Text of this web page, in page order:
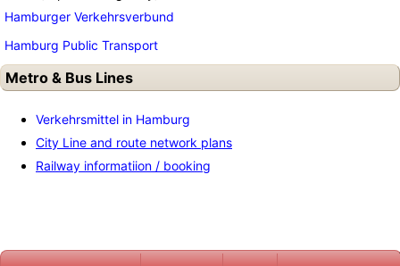
Hamburger Verkehrsverbund
Hamburg Public Transport
Metro & Bus Lines
Verkehrsmittel in Hamburg
City Line and route network plans
Railway informatiion / booking